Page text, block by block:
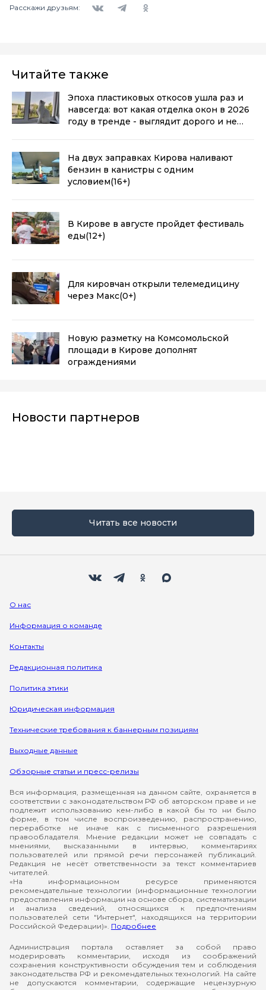
Расскажи друзьям:
Читайте также
Эпоха пластиковых откосов ушла раз и
навсегда: вот какая отделка окон в 2026
году в тренде - выглядит дорого и не
На двух заправках Кирова наливают
бензин в канистры с одним
условием(16+)
В Кирове в августе пройдет фестиваль
еды(12+)
Для кировчан открыли телемедицину
через Макс(0+)
Новую разметку на Комсомольской
площади в Кирове дополнят
ограждениями
Новости партнеров
Читать все новости
О нас
Информация о команде
Контакты
Редакционная политика
Политика этики
Юридическая информация
Технические требования к баннерным позициям
Выходные данные
Обзорные статьи и пресс-релизы
Вся информация, размещенная на данном сайте, охраняется в
соответствии с законодательством РФ об авторском праве и не
подлежит использованию кем-либо в какой бы то ни было
форме, в том числе воспроизведению, распространению,
переработке не иначе как с письменного разрешения
правообладателя. Мнение редакции может не совпадать с
мнениями, высказанными в интервью, комментариях
пользователей или прямой речи персонажей публикаций.
Редакция не несёт ответственности за текст комментариев
читателей.
«На информационном ресурсе применяются
рекомендательные технологии (информационные технологии
предоставления информации на основе сбора, систематизации
и анализа сведений, относящихся к предпочтениям
пользователей сети "Интернет", находящихся на территории
Российской Федерации)». Подробнее
Администрация портала оставляет за собой право
модерировать комментарии, исходя из соображений
сохранения конструктивности обсуждения тем и соблюдения
законодательства РФ и рекомендательных технологий. На сайте
не допускаются комментарии, содержащие нецензурную